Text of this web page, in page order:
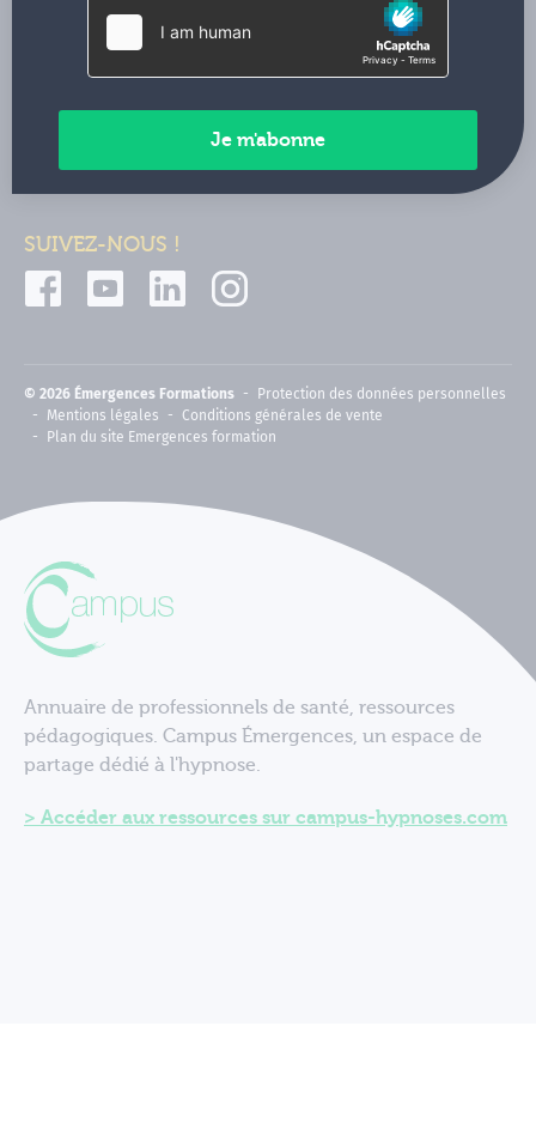
35000 Rennes
02 99 05 25 47
Contactez-nous
SUIVEZ-NOUS !
© 2026 Émergences Formations
Protection des données personnelles
Mentions légales
Conditions générales de vente
Plan du site Emergences formation
Annuaire de professionnels de santé, ressources
pédagogiques. Campus Émergences, un espace de
partage dédié à l'hypnose.
Accéder aux ressources sur campus-hypnoses.com